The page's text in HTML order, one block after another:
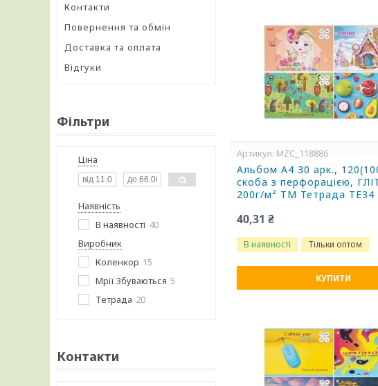
Контакти
Повернення та обмін
Доставка та оплата
Відгуки
Фільтри
Ціна
Наявність
В наявності 40
Виробник
Коленкор 15
Мрії Збуваються 5
Тетрада 20
Контакти
MZC_118886
Альбом А4 30 арк.,
скоба з перфорацією,
200г/м² ТМ Тетрада ТЕ34
40,31 ₴
В наявності Тільки оптом
КУПИТИ